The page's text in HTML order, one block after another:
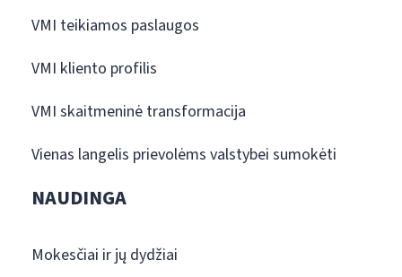
VMI teikiamos paslaugos
VMI kliento profilis
VMI skaitmeninė transformacija
Vienas langelis prievolėms valstybei sumokėti
NAUDINGA
Mokesčiai ir jų dydžiai